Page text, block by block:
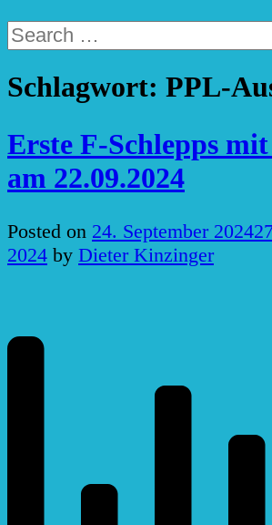
Search
for:
Schlagwort: PPL-
Erste F-Schlepps
am 22.09.2024
Posted on 24. September 2024
2024 by Dieter Kinzinger